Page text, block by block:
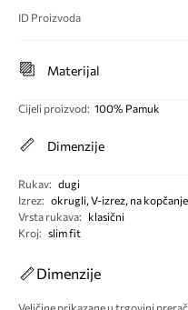
ID Proizvoda
Materijal
Cijeli proizvod: 100% Pamuk
Dimenzije
Rukav: dugi
Izrez: okrugli, V-izrez, na kopčanje
Vrsta rukava:
klasični
Kroj: slim fit
Dimenzije